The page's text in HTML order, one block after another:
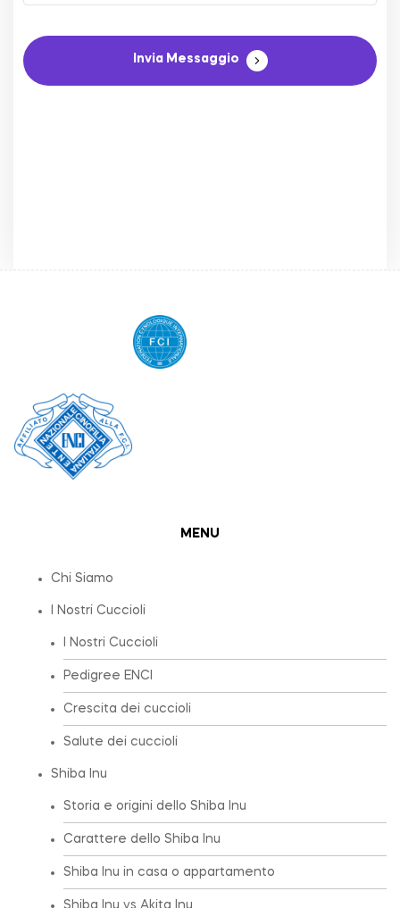
Invia Messaggio
MENU
Chi Siamo
I Nostri Cuccioli
I Nostri Cuccioli
Pedigree ENCI
Crescita dei cuccioli
Salute dei cuccioli
Shiba Inu
Storia e origini dello Shiba Inu
Carattere dello Shiba Inu
Shiba Inu in casa o appartamento